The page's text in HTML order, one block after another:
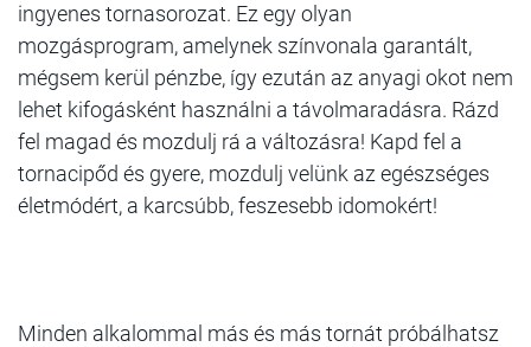
ingyenes tornasorozat. Ez egy olyan
mozgásprogram, amelynek színvonala garantált,
mégsem kerül pénzbe, így ezután az anyagi okot nem
lehet kifogásként használni a távolmaradásra. Rázd
fel magad és mozdulj rá a változásra! Kapd fel a
tornacipőd és gyere, mozdulj velünk az egészséges
életmódért, a karcsúbb, feszesebb idomokért!
Minden alkalommal más és más tornát próbálhatsz